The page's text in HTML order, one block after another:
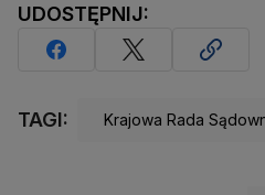
UDOSTĘPNIJ:
TAGI: Krajowa Rada